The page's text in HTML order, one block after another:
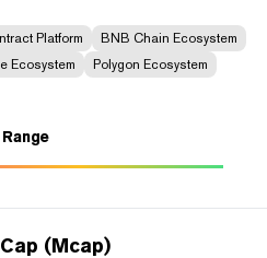
Platform
BNB Chain Ecosystem
Ecosystem
Polygon Ecosystem
(Mcap)